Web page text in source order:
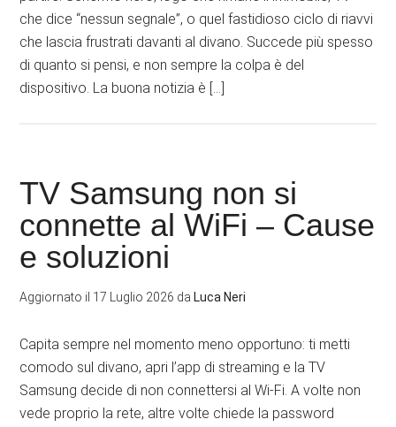
che dice “nessun segnale”, o quel fastidioso ciclo di riavvi
che lascia frustrati davanti al divano. Succede più spesso
di quanto si pensi, e non sempre la colpa è del
dispositivo. La buona notizia è […]
TV Samsung non si
connette al WiFi – Cause
e soluzioni
Aggiornato il 17 Luglio 2026 da Luca Neri
Capita sempre nel momento meno opportuno: ti metti
comodo sul divano, apri l’app di streaming e la TV
Samsung decide di non connettersi al Wi‑Fi. A volte non
vede proprio la rete, altre volte chiede la password